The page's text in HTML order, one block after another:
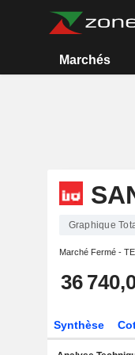
Marchés
Graphique
Marché Fermé -
36
Synthèse